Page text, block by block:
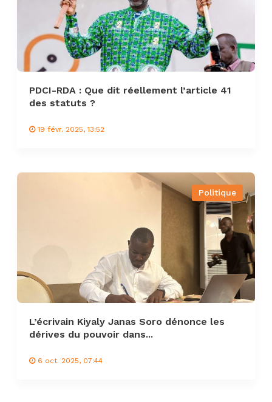
PDCI-RDA : Que dit réellement l’article 41
des statuts ?
19 févr. 2025, 13:52
Politique
L’écrivain Kiyaly Janas Soro dénonce les
dérives du pouvoir dans...
6 oct. 2025, 07:44